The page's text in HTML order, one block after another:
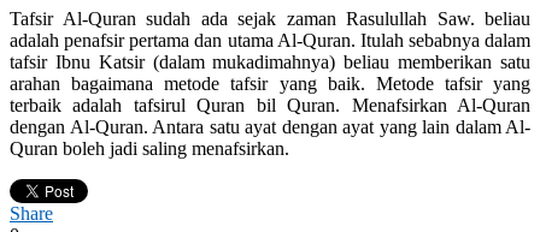
Tafsir Al-Quran sudah ada sejak zaman Rasulullah Saw. beliau
adalah penafsir pertama dan utama Al-Quran. Itulah sebabnya dalam
tafsir Ibnu Katsir (dalam mukadimahnya) beliau memberikan satu
arahan bagaimana metode tafsir yang baik. Metode tafsir yang
terbaik adalah tafsirul Quran bil Quran. Menafsirkan Al-Quran
dengan Al-Quran. Antara satu ayat dengan ayat yang lain dalam Al-
Quran boleh jadi saling menafsirkan.
Share